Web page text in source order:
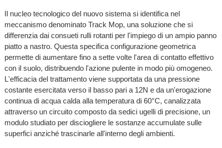
Il nucleo tecnologico del nuovo sistema si identifica nel
meccanismo denominato Track Mop, una soluzione che si
differenzia dai consueti rulli rotanti per l'impiego di un ampio panno
piatto a nastro. Questa specifica configurazione geometrica
permette di aumentare fino a sette volte l'area di contatto effettivo
con il suolo, distribuendo l'azione pulente in modo più omogeneo.
L'efficacia del trattamento viene supportata da una pressione
costante esercitata verso il basso pari a 12N e da un'erogazione
continua di acqua calda alla temperatura di 60°C, canalizzata
attraverso un circuito composto da sedici ugelli di precisione, un
modulo studiato per disciogliere le sostanze accumulate sulle
superfici anziché trascinarle all'interno degli ambienti.